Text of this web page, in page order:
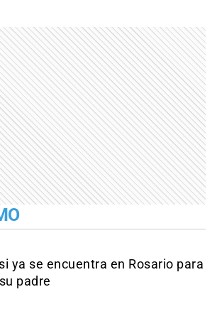
ya se encuentra en Rosario para
padre